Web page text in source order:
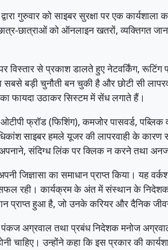
गुरुवार को साइबर सुरक्षा पर एक
छात्राओं को ऑनलाइन खतरों, व्यक्तिगत
पर विस्तार से प्रकाश डालते हुए नेटवर्किंग,
बड़ी चुनौती बन चुकी है और छोटी सी
फायदा उठाकर सिस्टम में सेंध लगाते हैं।
फ्रॉड (फिशिंग), कमजोर पासवर्ड,
साइबर हमले यूजर की लापरवाही के
संदिग्ध लिंक पर क्लिक न करने तथा
जिज्ञासा का समाधान प्राप्त किया। यह
सफल रही। कार्यक्रम के अंत में संस्थान के
प्राप्त हुआ है, जो उनके करियर और दैनिक
अग्रवाल तथा प्रबंध निदेशक मनोज
चाहिए। उन्होंने कहा कि इस प्रकार की